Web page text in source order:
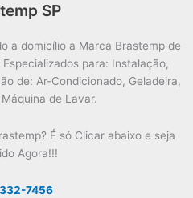
SP
a domicílio a Marca Brastemp de
para: Instalação,
de: Ar-Condicionado, Geladeira,
de Lavar.
É só Clicar abaixo e seja
Agora!!!
7456